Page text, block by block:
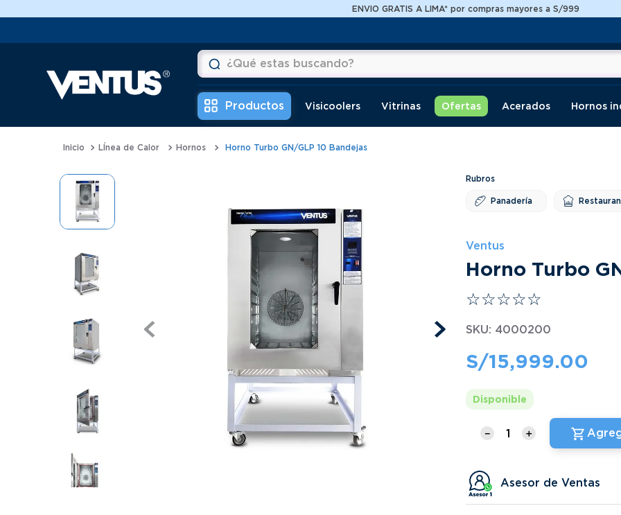
ENVIO GRATIS A LIMA* por compras mayores a S/999
¿Qué estas buscando?
Visicoolers Vitrinas Ofertas Acerados Hornos
LÍnea de Calor Hornos Horno Turbo GN/GLP 10 Bandejas
Panadería
Ventus
Horno Turbo
☆☆☆☆☆
SKU: 4000200
S/15,999.00
Disponible
＋
－
Asesor de Ventas
Términos más buscados
batidora
congeladora
freidora